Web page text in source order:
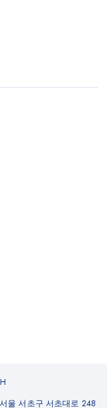
울 서초구 서초대로 248